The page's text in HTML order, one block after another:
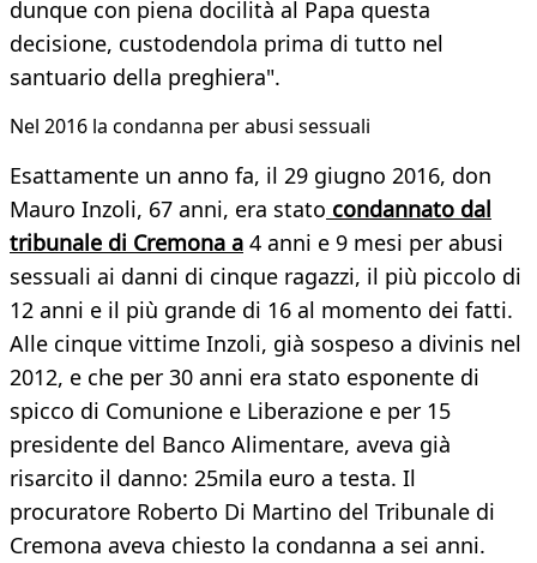
dunque con piena docilità al Papa questa
decisione, custodendola prima di tutto nel
santuario della preghiera".
Nel 2016 la condanna per abusi sessuali
Esattamente un anno fa, il 29 giugno 2016, don
Mauro Inzoli, 67 anni, era stato condannato dal
tribunale di Cremona a 4 anni e 9 mesi per abusi
sessuali ai danni di cinque ragazzi, il più piccolo di
12 anni e il più grande di 16 al momento dei fatti.
Alle cinque vittime Inzoli, già sospeso a divinis nel
2012, e che per 30 anni era stato esponente di
spicco di Comunione e Liberazione e per 15
presidente del Banco Alimentare, aveva già
risarcito il danno: 25mila euro a testa. Il
procuratore Roberto Di Martino del Tribunale di
Cremona aveva chiesto la condanna a sei anni.